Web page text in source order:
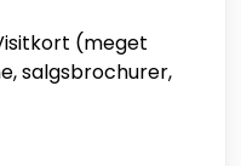
(meget
salgsbrochurer,